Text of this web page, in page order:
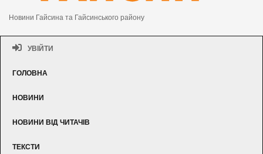
Новини Гайсина та Гайсинського району
УВІЙТИ
ГОЛОВНА
НОВИНИ
НОВИНИ ВІД ЧИТАЧІВ
ТЕКСТИ